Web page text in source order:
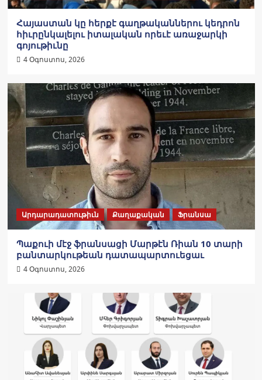
Հայաստան կը հերքէ գաղթականներու կեդրոն
հիւրընկալելու իտալական որեւէ առաջարկի
գոյութիւնը
4 Օգոստոս, 2026
Արդարադատութիւն Քաղաքական Ֆրանսա
Պաքուի մէջ ֆրանսացի Մարթէն Ռիան 10 տարի
բանտարկութեան դատապարտուեցաւ
4 Օգոստոս, 2026